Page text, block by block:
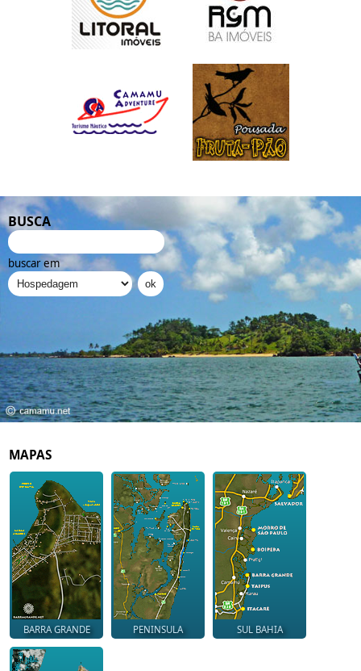
BUSCA
buscar em
MAPAS
BARRA GRANDE PENINSULA SUL BAHIA